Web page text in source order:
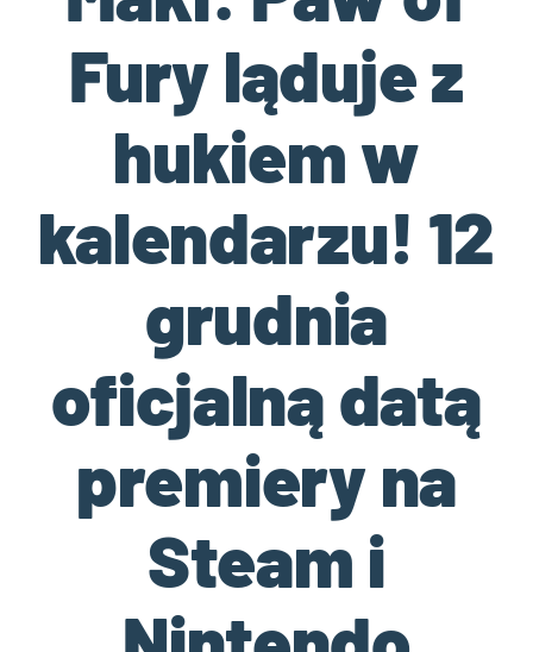
Fury ląduje z
hukiem w
kalendarzu! 12
grudnia
oficjalną datą
premiery na
Steam i